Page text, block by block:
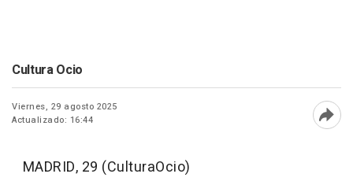
Cultura Ocio
Viernes, 29 agosto 2025
Actualizado: 16:44
MADRID, 29 (CulturaOcio)